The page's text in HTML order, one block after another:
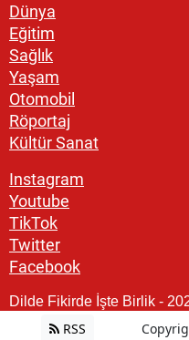
Dünya
Eğitim
Sağlık
Yaşam
Otomobil
Röportaj
Kültür Sanat
Instagram
Youtube
TikTok
Twitter
Facebook
Dilde Fikirde İşte Birlik -
RSS